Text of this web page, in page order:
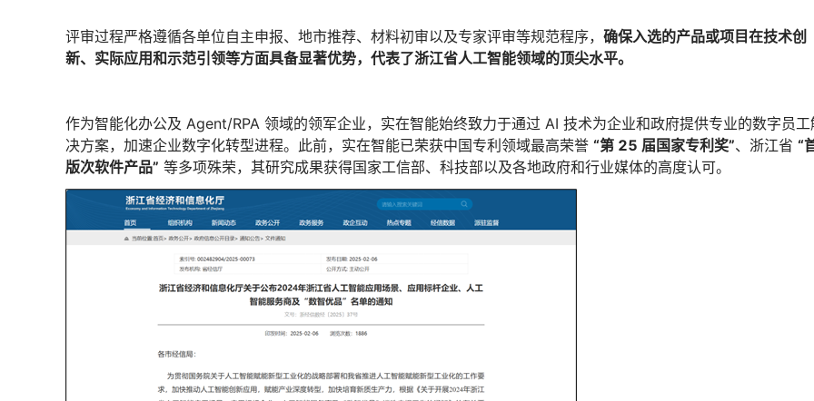
评审过程严格遵循各单位自主申报、地市推荐、材料初审以及专家评审等规范程序， 确保入选的产品或项目在技术创
新、实际应用和示范引领等方面具备显著优势，代表了浙江省人工智能领域的顶尖水平。
作为智能化办公及 Agent/RPA 领域的领军企业，实在智能始终致力于通过 AI 技术为企业和政府提供专业的数字员工
决方案，加速企业数字化转型进程。此前，实在智能已荣获中国专利领域最高荣誉 “第 25 届国家专利奖”、浙江省 “
版次软件产品” 等多项殊荣，其研究成果获得国家工信部、科技部以及各地政府和行业媒体的高度认可。